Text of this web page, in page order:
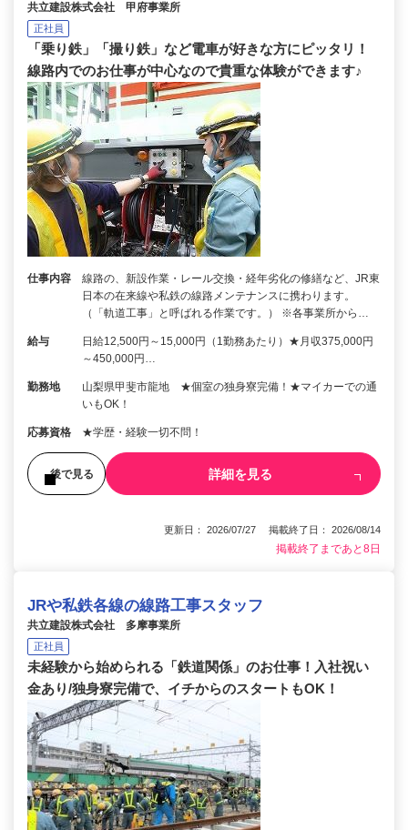
共立建設株式会社 甲府事業所
正社員
「乗り鉄」「撮り鉄」など電車が好きな方にピッタリ！
線路内でのお仕事が中心なので貴重な体験ができます♪
仕事内容
線路の、新設作業・レール交換・経年劣化の修繕など、JR東
日本の在来線や私鉄の線路メンテナンスに携わります。
（「軌道工事」と呼ばれる作業です。） ※各事業所から…
給与
日給12,500円～15,000円（1勤務あたり）★月収375,000円
～450,000円…
勤務地
山梨県甲斐市龍地 ★個室の独身寮完備！★マイカーでの通
いもOK！
応募資格 ★学歴・経験一切不問！
後で見る 詳細を見る
更新日： 2026/07/27 掲載終了日： 2026/08/14
掲載終了まであと8日
JRや私鉄各線の線路工事スタッフ
共立建設株式会社 多摩事業所
正社員
未経験から始められる「鉄道関係」のお仕事！入社祝い
金あり/独身寮完備で、イチからのスタートもOK！